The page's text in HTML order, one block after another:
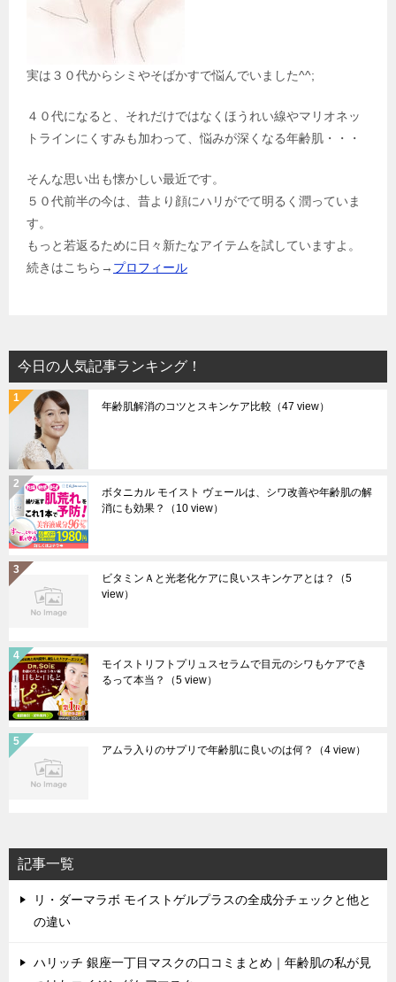
実は３０代からシミやそばかすで悩んでいました^^;
４０代になると、それだけではなくほうれい線やマリオネッ
トラインにくすみも加わって、悩みが深くなる年齢肌・・・
そんな思い出も懐かしい最近です。
５０代前半の今は、昔より顔にハリがでて明るく潤っていま
す。
もっと若返るために日々新たなアイテムを試していますよ。
続きはこちら→ プロフィール
今日の人気記事ランキング！
年齢肌解消のコツとスキンケア比較 （47 view）
ボタニカル モイスト ヴェールは、シワ改善や年齢肌の解
消にも効果？
（10 view）
ビタミンＡと光老化ケアに良いスキンケアとは？
（5
view）
モイストリフトプリュスセラムで目元のシワもケアでき
るって本当？
（5 view）
アムラ入りのサプリで年齢肌に良いのは何？ （4 view）
記事一覧
リ・ダーマラボ モイストゲルプラスの全成分チェックと他と
の違い
ハリッチ 銀座一丁目マスクの口コミまとめ｜年齢肌の私が見